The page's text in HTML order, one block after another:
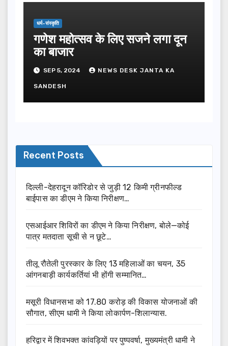
धर्म-संस्कृति
गणेश महोत्सव के लिए सजने लगा दून
का बाजार
SEP 5, 2024 NEWS DESK JANTA KA
SANDESH
Recent Posts
दिल्ली-देहरादून कॉरिडोर से जुड़ी 12 किमी ग्रीनफील्ड
बाईपास का डीएम ने किया निरीक्षण…
एसआईआर शिविरों का डीएम ने किया निरीक्षण, बोले—कोई
पात्र मतदाता सूची से न छूटे…
तीलू रौतेली पुरस्कार के लिए 13 महिलाओं का चयन, 35
आंगनबाड़ी कार्यकर्तियां भी होंगी सम्मानित…
मसूरी विधानसभा को 17.80 करोड़ की विकास योजनाओं की
सौगात, सीएम धामी ने किया लोकार्पण-शिलान्यास.
हरिद्वार में शिवभक्त कांवड़ियों पर पुष्पवर्षा, मुख्यमंत्री धामी ने